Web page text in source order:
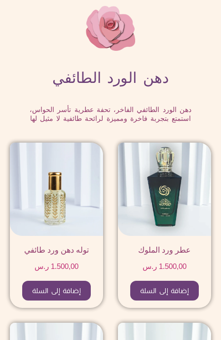
دهن الورد الطائفي
دهن الورد الطائفي الفاخر، تحفة عطرية تأسر الحواس،
استمتع بتجربة فاخرة ومميزة لرائحة طائفية لا مثيل لها
عطر ورد الملوك
1.500,00 ر.س
إضافة إلى السلة
توله دهن ورد طائفي
1.500,00 ر.س
إضافة إلى السلة